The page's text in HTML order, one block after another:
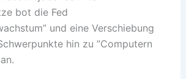
bot die Fed
und eine Verschiebung
hin zu ”Computern